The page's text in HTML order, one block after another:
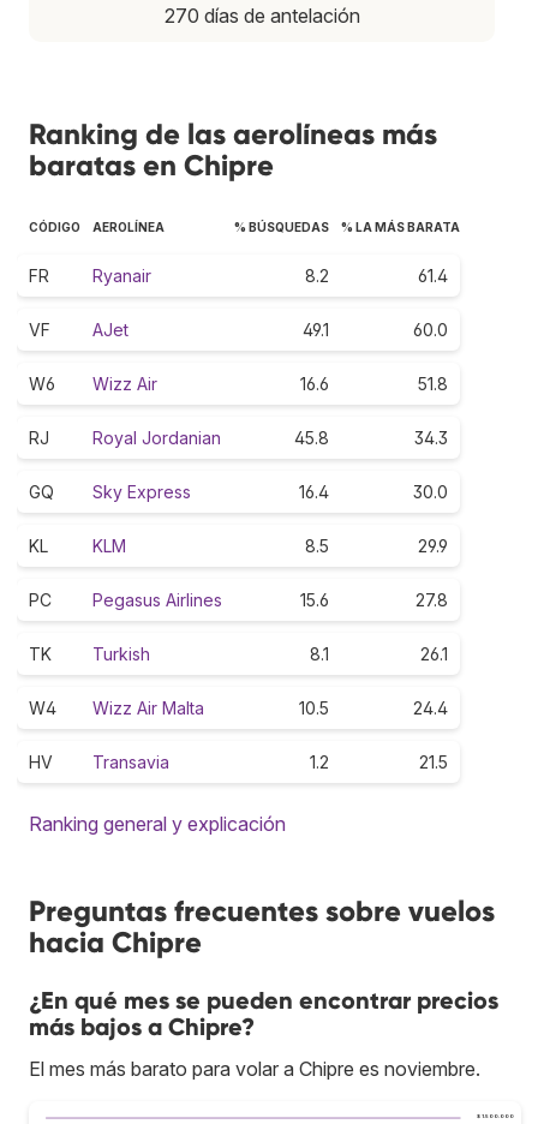
270 días de antelación
Ranking de las aerolíneas más
baratas en Chipre
CÓDIGO AEROLÍNEA % BÚSQUEDAS % LA MÁS BARATA
FR Ryanair 8.2 61.4
VF AJet 49.1 60.0
W6 Wizz Air 16.6 51.8
RJ Royal Jordanian 45.8 34.3
GQ Sky Express 16.4 30.0
KL KLM 8.5 29.9
PC Pegasus Airlines 15.6 27.8
TK Turkish 8.1 26.1
W4 Wizz Air Malta 10.5 24.4
HV Transavia 1.2 21.5
Ranking general y explicación
Preguntas frecuentes sobre vuelos
hacia Chipre
¿En qué mes se pueden encontrar precios
más bajos a Chipre?
El mes más barato para volar a Chipre es noviembre.
$ 1.500.000